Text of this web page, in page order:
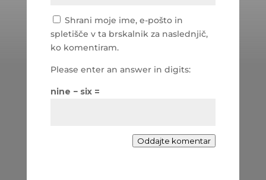
Shrani moje ime, e-pošto in
spletišče v ta brskalnik za naslednjič,
ko komentiram.
Please enter an answer in digits:
nine − six =
Oddajte komentar